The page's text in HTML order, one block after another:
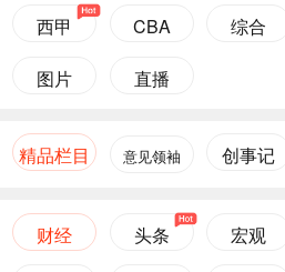
西甲 CBA 综合
图片 直播
精品栏目 意见领袖 创事记
财经 头条 宏观